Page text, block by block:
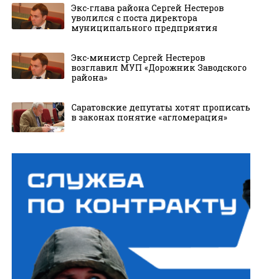
Экс-глава района Сергей Нестеров
уволился с поста директора
муниципального предприятия
Экс-министр Сергей Нестеров
возглавил МУП «Дорожник Заводского
района»
Саратовские депутаты хотят прописать
в законах понятие «агломерация»